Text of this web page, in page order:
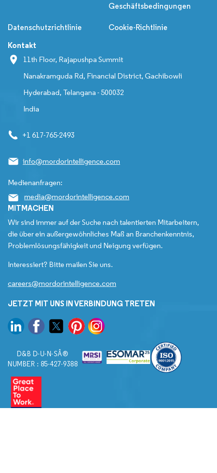
Geschäftsbedingungen
Datenschutzrichtlinie Cookie-Richtlinie
Kontakt
11th Floor, Rajapushpa Summit
Nanakramguda Rd, Financial District, Gachibowli
Hyderabad, Telangana - 500032
India
+1 617-765-2493
info@mordorintelligence.com
Medienanfragen:
media@mordorintelligence.com
MITMACHEN
Wir sind immer auf der Suche nach talentierten Mitarbeitern,
die über ein außergewöhnliches Maß an Branchenkenntnis,
Problemlösungsfähigkeit und Neigung verfügen.
Interessiert? Bitte mailen Sie uns.
careers@mordorintelligence.com
JETZT MIT UNS IN VERBINDUNG TRETEN
D&B D-U-N-SÂ®
NUMBER : 85-427-9388